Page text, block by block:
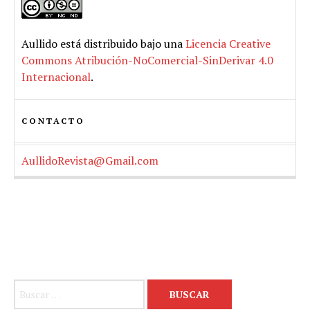
Aullido está distribuido bajo unaLicencia Creative
Commons Atribución-NoComercial-SinDerivar 4.0
Internacional.
CONTACTO
AullidoRevista@Gmail.com